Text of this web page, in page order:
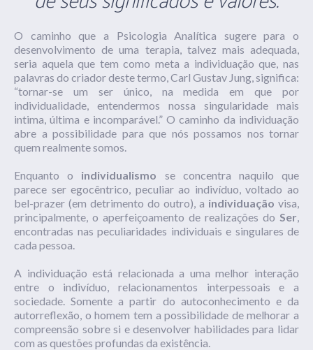
O caminho que a Psicologia Analítica sugere para o
desenvolvimento de uma terapia, talvez mais adequada,
seria aquela que tem como meta a individuação que, nas
palavras do criador deste termo, Carl Gustav Jung, significa:
“tornar-se um ser único, na medida em que por
individualidade, entendermos nossa singularidade mais
intima, última e incomparável.” O caminho da individuação
abre a possibilidade para que nós possamos nos tornar
quem realmente somos.
Enquanto o individualismo se concentra naquilo que
parece ser egocêntrico, peculiar ao indivíduo, voltado ao
bel-prazer (em detrimento do outro), a individuação visa,
principalmente, o aperfeiçoamento de realizações do Ser,
encontradas nas peculiaridades individuais e singulares de
cada pessoa.
A individuação está relacionada a uma melhor interação
entre o indivíduo, relacionamentos interpessoais e a
sociedade. Somente a partir do autoconhecimento e da
autorreflexão, o homem tem a possibilidade de melhorar a
compreensão sobre si e desenvolver habilidades para lidar
com as questões profundas da existência.